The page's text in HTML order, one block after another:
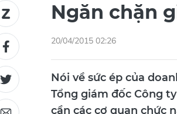
Ngăn chặn
20/04/2015 02:26
Nói về sức ép của
Tổng giám đốc Công
cần các cơ quan chức